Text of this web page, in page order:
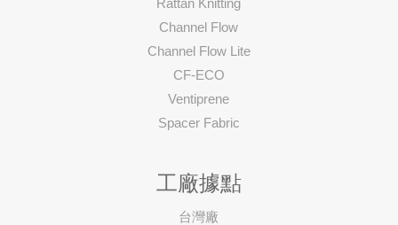
Rattan Knitting
Channel Flow
Channel Flow Lite
CF-ECO
Ventiprene
Spacer Fabric
工廠據點
台灣廠